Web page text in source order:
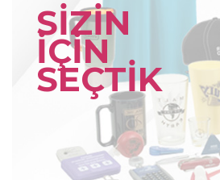
SİZİN
İÇİN
SEÇTİK